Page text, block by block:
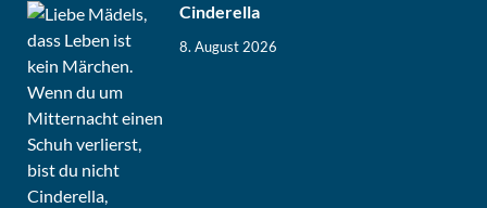
Cinderella
8. August 2026